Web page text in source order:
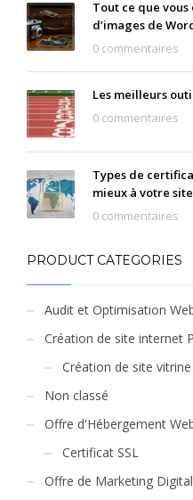
Tout ce que
d’images de
0 commentaires
Les meilleurs
0 commentaires
Types de
mieux à votre
0 commentaires
PRODUCT CATEGORIES
Audit et Optimisation
Création de site internet
Création de site vitrine
Non classé
Offre d'Hébergement
Certificat SSL
Offre de Marketing Digital